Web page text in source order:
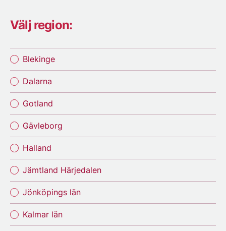
Välj region:
Blekinge
Dalarna
Gotland
Gävleborg
Halland
Jämtland Härjedalen
Jönköpings län
Kalmar län